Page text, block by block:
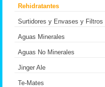
Rehidratantes
Surtidores y Envases y Filtros
Aguas Minerales
Aguas No Minerales
Jinger Ale
Te-Mates